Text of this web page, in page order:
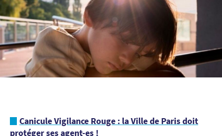
Canicule Vigilance Rouge : la Ville de Paris doit
protéger ses agent-es !